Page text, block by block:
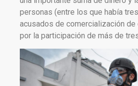
personas (entre los que había
acusados de comercialización de
por la participación de más de